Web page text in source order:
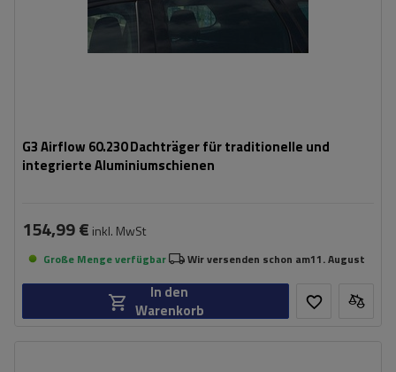
G3 Airflow 60.230 Dachträger für traditionelle und
integrierte Aluminiumschienen
154,99 € inkl. MwSt
Große Menge verfügbar Wir versenden schon am11. August
In den
Warenkorb